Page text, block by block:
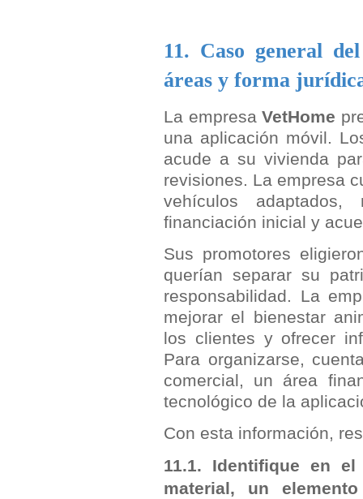
11. Caso general
áreas y forma
La empresaVetHome
una aplicación móvil.
acude a su vivienda
revisiones. La empresa
vehículos
financiación inicial y
Sus promotores
querían separar su
responsabilidad. La
mejorar el bienestar
los clientes y ofrecer
Para organizarse,
comercial, un área
tecnológico de la
Con esta información,
11.1. Identifique en
material, un